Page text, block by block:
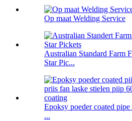
Op maat Welding Service
Australian Standard Farm
Star Pic...
Epoksy poeder coated
...